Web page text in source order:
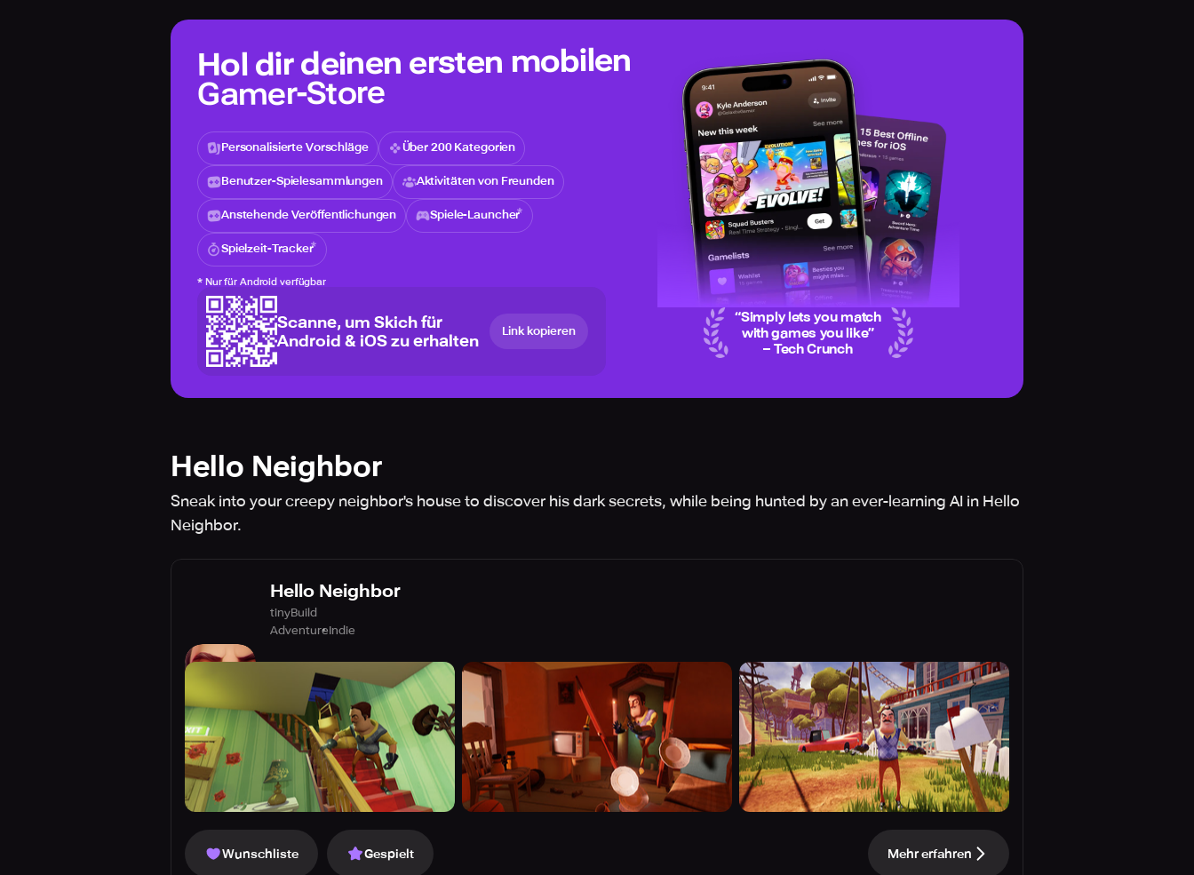
Hol dir deinen ersten mobilen
Gamer-Store
Personalisierte Vorschläge Über 200 Kategorien
Benutzer-Spielesammlungen Aktivitäten von Freunden
Anstehende Veröffentlichungen Spiele-Launcher
Spielzeit-Tracker
* Nur für Android verfügbar
Scanne, um Skich für
Android & iOS zu erhalten
Link kopieren
“Simply lets you match
with games you like”
– Tech Crunch
Hello Neighbor
Sneak into your creepy neighbor's house to discover his dark secrets, while being hunted by an ever-learning AI in Hello
Neighbor.
Hello Neighbor
tinyBuild
AdventureIndie
Wunschliste Gespielt Mehr erfahren